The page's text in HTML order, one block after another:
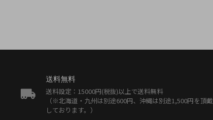
送料無料
送料設定：15000円(税抜)以上で送料無料
（※北海道・九州は別途600円、沖縄は別途1,500円を頂戴
しております。）